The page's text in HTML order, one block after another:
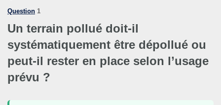
Question 1
Un terrain pollué doit-il
systématiquement être dépollué ou
peut-il rester en place selon l’usage
prévu ?